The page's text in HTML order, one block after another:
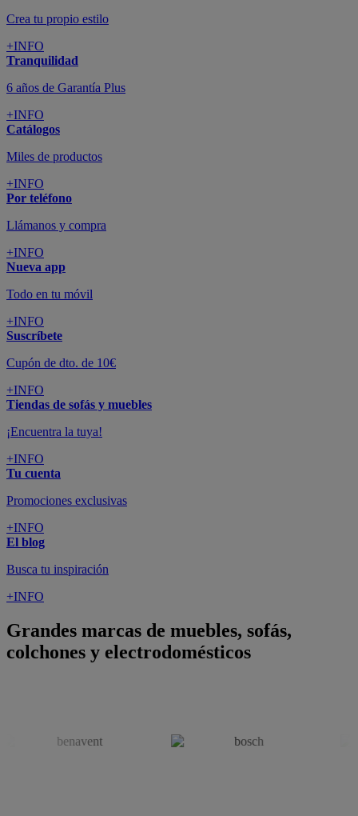
Crea tu propio estilo
+INFO
Tranquilidad
6 años de Garantía Plus
+INFO
Catálogos
Miles de productos
+INFO
Por teléfono
Llámanos y compra
+INFO
Nueva app
Todo en tu móvil
+INFO
Suscríbete
Cupón de dto. de 10€
+INFO
Tiendas de sofás y muebles
¡Encuentra la tuya!
+INFO
Tu cuenta
Promociones exclusivas
+INFO
El blog
Busca tu inspiración
+INFO
Grandes marcas de muebles, sofás,
colchones y electrodomésticos